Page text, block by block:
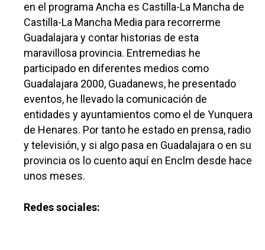
en el programa Ancha es Castilla-La Mancha de
Castilla-La Mancha Media para recorrerme
Guadalajara y contar historias de esta
maravillosa provincia. Entremedias he
participado en diferentes medios como
Guadalajara 2000, Guadanews, he presentado
eventos, he llevado la comunicación de
entidades y ayuntamientos como el de Yunquera
de Henares. Por tanto he estado en prensa, radio
y televisión, y si algo pasa en Guadalajara o en su
provincia os lo cuento aquí en Enclm desde hace
unos meses.
Redes sociales: